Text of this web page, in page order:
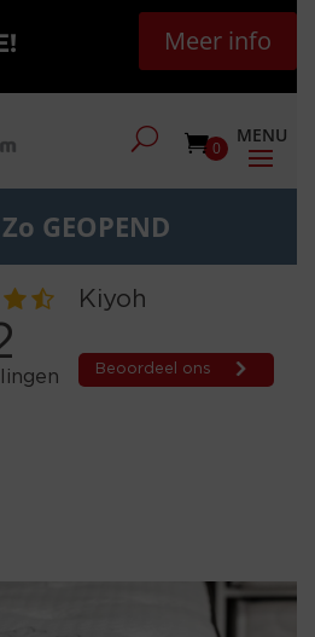
Meer info
0
GEOPEND